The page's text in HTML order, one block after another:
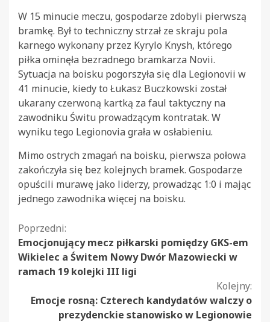
W 15 minucie meczu, gospodarze zdobyli pierwszą
bramkę. Był to techniczny strzał ze skraju pola
karnego wykonany przez Kyrylo Knysh, którego
piłka ominęła bezradnego bramkarza Novii.
Sytuacja na boisku pogorszyła się dla Legionovii w
41 minucie, kiedy to Łukasz Buczkowski został
ukarany czerwoną kartką za faul taktyczny na
zawodniku Świtu prowadzącym kontratak. W
wyniku tego Legionovia grała w osłabieniu.
Mimo ostrych zmagań na boisku, pierwsza połowa
zakończyła się bez kolejnych bramek. Gospodarze
opuścili murawę jako liderzy, prowadząc 1:0 i mając
jednego zawodnika więcej na boisku.
Kontynuuj
czytanie
Poprzedni:
Emocjonujący mecz piłkarski pomiędzy GKS-em
Wikielec a Świtem Nowy Dwór Mazowiecki w
ramach 19 kolejki III ligi
Kolejny:
Emocje rosną: Czterech kandydatów walczy o
prezydenckie stanowisko w Legionowie